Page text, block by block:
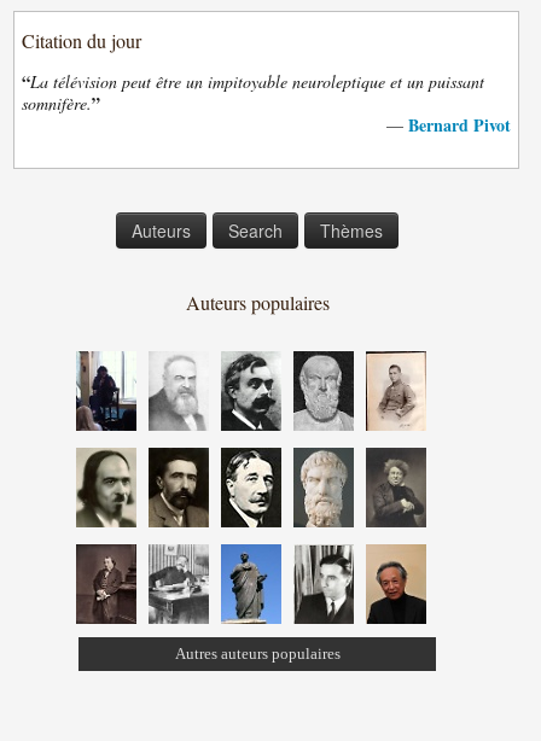
Citation du jour
“La télévision peut être un impitoyable neuroleptique et un puissant
somnifère.”
— Bernard Pivot
Auteurs Search Thèmes
Auteurs populaires
Autres auteurs populaires